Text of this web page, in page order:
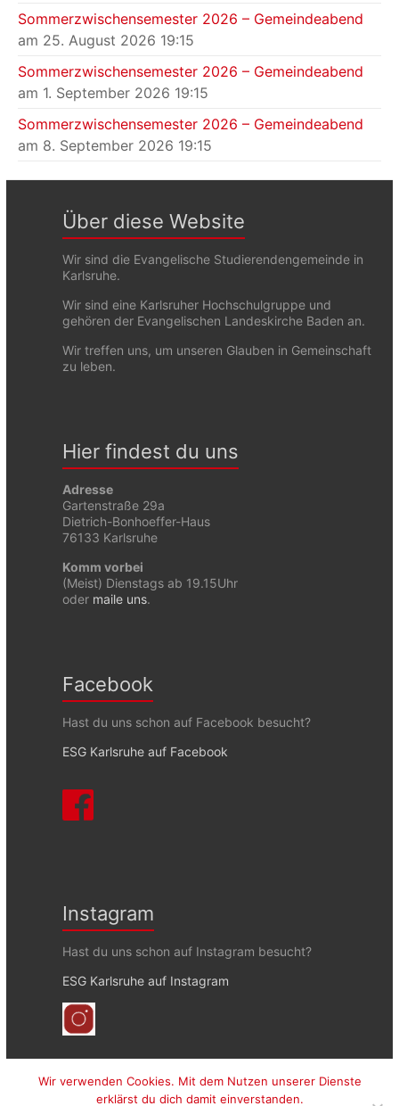
Sommerzwischensemester 2026 – Gemeindeabend
am 25. August 2026 19:15
Sommerzwischensemester 2026 – Gemeindeabend
am 1. September 2026 19:15
Sommerzwischensemester 2026 – Gemeindeabend
am 8. September 2026 19:15
Über diese Website
Wir sind die Evangelische Studierendengemeinde in
Karlsruhe.
Wir sind eine Karlsruher Hochschulgruppe und
gehören der Evangelischen Landeskirche Baden an.
Wir treffen uns, um unseren Glauben in Gemeinschaft
zu leben.
Hier findest du uns
Adresse
Gartenstraße 29a
Dietrich-Bonhoeffer-Haus
76133 Karlsruhe
Komm vorbei
(Meist) Dienstags ab 19.15Uhr
oder maile uns.
Facebook
Hast du uns schon auf Facebook besucht?
ESG Karlsruhe auf Facebook
Instagram
Hast du uns schon auf Instagram besucht?
ESG Karlsruhe auf Instagram
Wir verwenden Cookies. Mit dem Nutzen unserer Dienste
erklärst du dich damit einverstanden.